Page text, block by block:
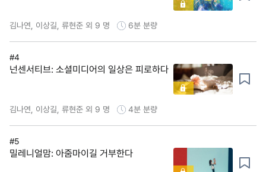
김나연, 이상길, 류현준 외 9 명 6분 분량
#4
넌센서티브: 소셜미디어의 일상은 피로하다
김나연, 이상길, 류현준 외 9 명 4분 분량
#5
밀레니얼맘: 아줌마이길 거부한다